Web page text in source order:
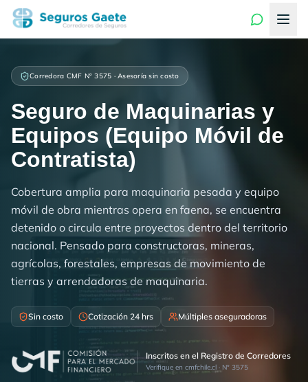
Corredora CMF N° 3575 · Asesoría sin costo
Seguro de Maquinarias y
Equipos (Equipo Móvil de
Contratista)
Cobertura amplia para maquinaria pesada y equipo
móvil de obra mientras opera en faena, se encuentra
detenido o circula entre proyectos dentro del territorio
nacional. Pensado para constructoras, mineras,
agrícolas, forestales, empresas de movimiento de
tierras y arrendadoras de maquinaria.
Sin costo Cotización 24 hrs Múltiples aseguradoras
Inscritos en el Registro de Corredores
Verifique en cmfchile.cl · N° 3575